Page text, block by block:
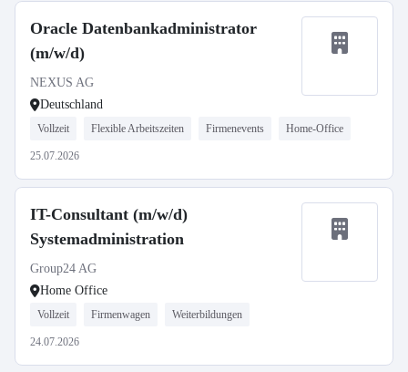
Oracle Datenbankadministrator
(m/w/d)
NEXUS AG
Deutschland
Vollzeit Flexible Arbeitszeiten Firmenevents Home-Office
25.07.2026
IT-Consultant (m/w/d)
Systemadministration
Group24 AG
Home Office
Vollzeit Firmenwagen Weiterbildungen
24.07.2026